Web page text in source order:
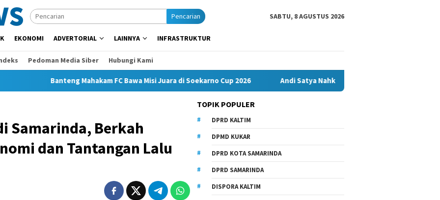
Pencarian SABTU, 8 AGUSTUS 2026
EKONOMI ADVERTORIAL LAINNYA INFRASTRUKTUR
Pedoman Media Siber Hubungi Kami
Banteng Mahakam FC Bawa Misi Juara di Soekarno Cup 2026 Andi Satya Nahkodai Golkar Samarinda, Fokus Kerja Dulu:
Samarinda, Berkah
dan Tantangan Lalu
TOPIK POPULER
DPRD KALTIM
DPMD KUKAR
DPRD KOTA SAMARINDA
DPRD SAMARINDA
DISPORA KALTIM